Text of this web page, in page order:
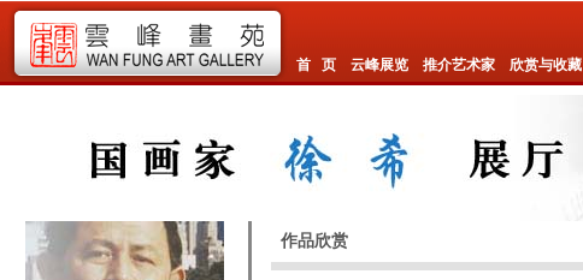
首 页 云峰展览 推介艺术家 欣赏与收藏
作品欣赏